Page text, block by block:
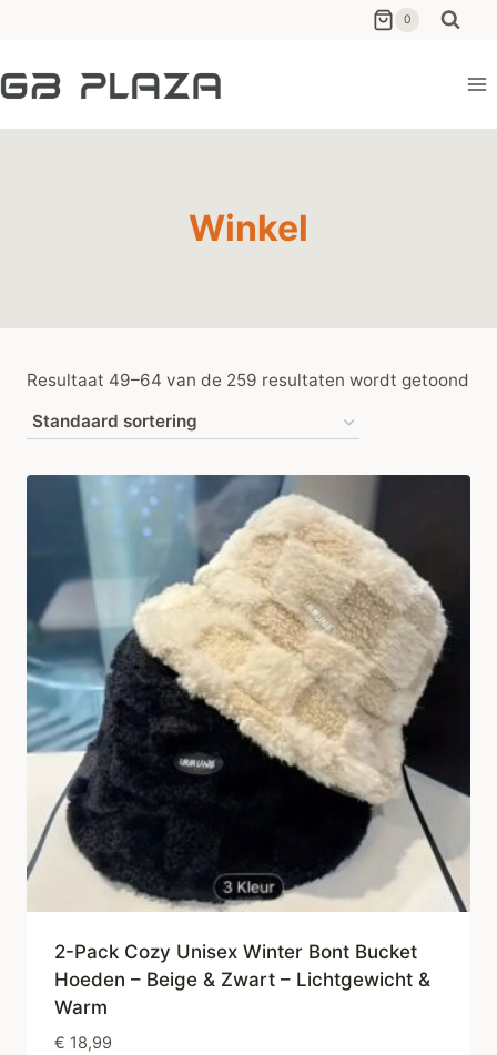
de
inhoud
0
Winkel
Resultaat 49–64 van de 259 resultaten wordt getoond
2-Pack Cozy Unisex Winter Bont Bucket
Hoeden – Beige & Zwart – Lichtgewicht &
Warm
€ 18,99